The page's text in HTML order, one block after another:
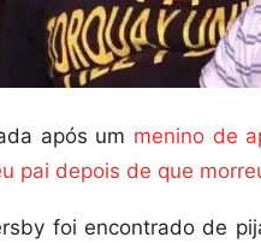
após um menino de
pai depois de que
foi encontrado de